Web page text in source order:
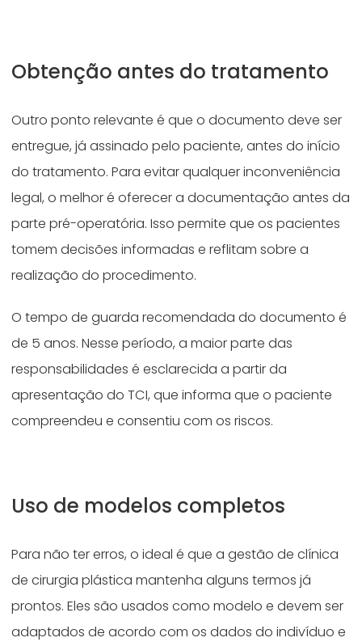
Obtenção antes do tratamento
Outro ponto relevante é que o documento deve ser
entregue, já assinado pelo paciente, antes do início
do tratamento. Para evitar qualquer inconveniência
legal, o melhor é oferecer a documentação antes da
parte pré-operatória. Isso permite que os pacientes
tomem decisões informadas e reflitam sobre a
realização do procedimento.
O tempo de guarda recomendada do documento é
de 5 anos. Nesse período, a maior parte das
responsabilidades é esclarecida a partir da
apresentação do TCI, que informa que o paciente
compreendeu e consentiu com os riscos.
Uso de modelos completos
Para não ter erros, o ideal é que a gestão de clínica
de cirurgia plástica mantenha alguns termos já
prontos. Eles são usados como modelo e devem ser
adaptados de acordo com os dados do indivíduo e